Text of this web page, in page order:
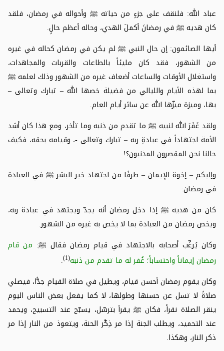
عباد الله: فلنقف على جزءٍ من حياتهﷺ وأحواله في رمضان، فلقد
كان هديهﷺ في رمضانَ أكملَ الهدي، وحاله أعظم حالٍ.
أيها الصائمون: إن حال النبي ﷺلم يكن في رمضان كحاله في غيره
من الشهور، فقد كان مليئاً بالطاعات والقربات والمجاهدات،
واستغلال الأوقات والساعات أضعاف غيره من الشهور وذلك لعلمهﷺ
بما لهذه الأيام والليالي من فضيلة خصها الله – تبارك وتعالى –
بها، وميزة ميزّها الله عن سائر أيام العام.
ولقد غَفَرَ الله لنبيه ﷺما تقدم من ذنبه وما تأخر، ومع هذا كان أشد
الأمة اجتهاداً في عبادةِ ربه – تبارك وتعالى -، وقيامه بحقه، فكيف
حالنا نحن المقصرون المذنبون؟!
وإليكم – إخوة الإيمان – طرفًا من اجتهاد خير البشرﷺ في العبادة
في رمضان:
كان من هديه ﷺ إذا دخل رمضان أنه يجدّ ويجتهد في عبادة ربه،
ويخص رمضان من العبادة بما لا يخص به غيره من الشهور.
وكان يُرغِّب أصحابه بالاجتهاد في قيام رمضان فقال ﷺ: من قام
رمضان إيماناً واحتساباً؛ غُفر له ما تقدم من ذنبه(1)
.
وكان يقوم رمضان أحسن قيام، ويطيل في صلاة القيام جدًّا، فيصلي
صلاةً لا تسل عن حسنها وطولها، لا كما يفعل بعض الناس اليوم
ينقر الصلاة نقراً، فكان ﷺ يقرأ بترسّل، يسبّح عند التسبيح، ويحمد
عند التحميد، ويطلب الجنة إذا مر ذِكْر الحنة، ويتعوذ من النار إذا مر
ذكر النار، وهكذا.